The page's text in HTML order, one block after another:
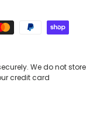
We do not store
credit card